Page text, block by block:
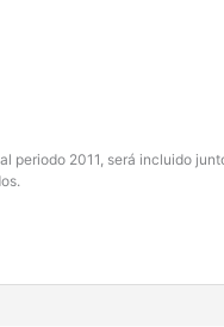
periodo 2011, será incluido